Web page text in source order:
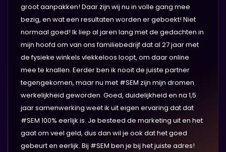
groot aanpakken! Daar zijn wij nu in volle gang mee
bezig, en wat een resultaten worden er geboekt! Niet
normaal goed! Ik liep al jaren lang met de gedachten in
mijn hoofd om van ons familiebedrijf dat al 27 jaar met
de fysieke winkels vlekkeloos loopt, om daar online
mee te knallen. Eerder ben ik nooit de juiste partner
tegengekomen, maar nu met #SEM zijn mijn dromen
werkelijkheid geworden. Goed, duidelijkheid en na 1,5
jaar samenwerking weet ik uit eigen ervaring dat dat
#SEM 100% eerlijk is. Je besteed de marketing uit en het
gaat om veel geld, dus dan wil je ook dat het goed
gebeurt en eerlijk. Bij #SEM ben je bij het juiste adres!